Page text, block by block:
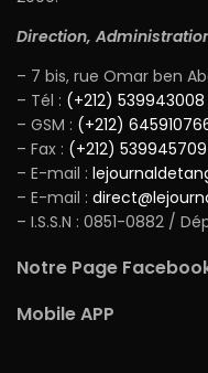
Direction,
– 7 bis, rue Omar ben
– Tél : (+212) 539943008
– GSM : (+212)
– Fax : (+212) 539945709
– E-mail :
– E-mail :
– I.S.S.N : 0851-0882 /
Notre Page
Mobile APP